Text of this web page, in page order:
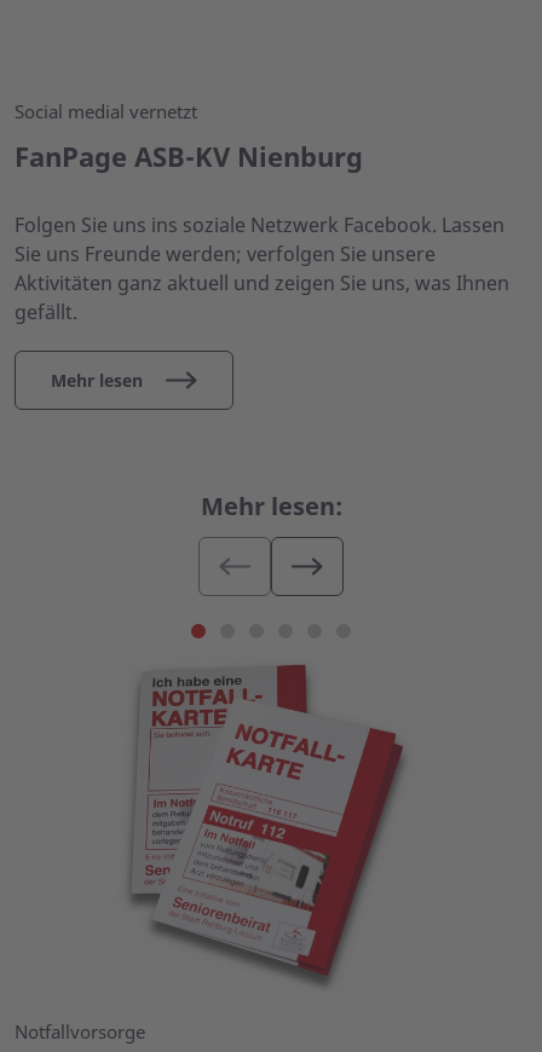
Social medial vernetzt
FanPage ASB-KV Nienburg
Folgen Sie uns ins soziale Netzwerk Facebook. Lassen
Sie uns Freunde werden; verfolgen Sie unsere
Aktivitäten ganz aktuell und zeigen Sie uns, was Ihnen
gefällt.
Mehr lesen
Mehr lesen:
Notfallvorsorge